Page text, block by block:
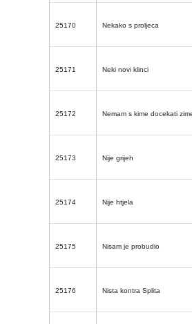
25170 Nekako s proljeca
25171 Neki novi klinci
25172 Nemam s kime docekati
25173 Nije grijeh
25174 Nije htjela
25175 Nisam je probudio
25176 Nista kontra Splita